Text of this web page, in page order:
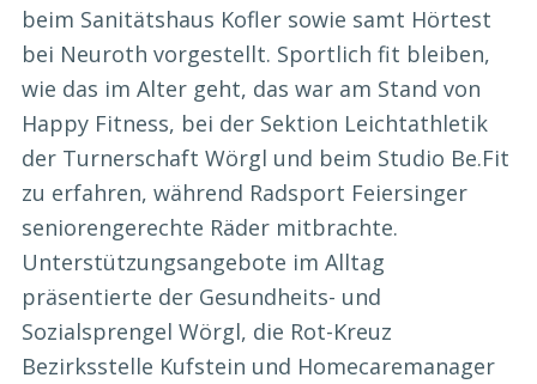
beim Sanitätshaus Kofler sowie samt Hörtest
bei Neuroth vorgestellt. Sportlich fit bleiben,
wie das im Alter geht, das war am Stand von
Happy Fitness, bei der Sektion Leichtathletik
der Turnerschaft Wörgl und beim Studio Be.Fit
zu erfahren, während Radsport Feiersinger
seniorengerechte Räder mitbrachte.
Unterstützungsangebote im Alltag
präsentierte der Gesundheits- und
Sozialsprengel Wörgl, die Rot-Kreuz
Bezirksstelle Kufstein und Homecaremanager